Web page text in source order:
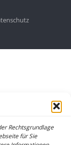
Rechtsgrundlage
für Sie